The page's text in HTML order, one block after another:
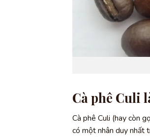
Cà phê Culi
Cà phê Culi (hay còn
có một nhân duy nhất